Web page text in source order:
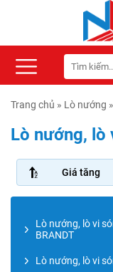
Trang chủ » Lò nướng »
Lò nướng, lò
Giá tăng
Lò nướng, lò vi
BRANDT
Lò nướng, lò vi